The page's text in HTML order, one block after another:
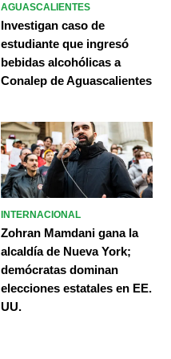
AGUASCALIENTES
Investigan caso de
estudiante que ingresó
bebidas alcohólicas a
Conalep de Aguascalientes
INTERNACIONAL
Zohran Mamdani gana la
alcaldía de Nueva York;
demócratas dominan
elecciones estatales en EE.
UU.